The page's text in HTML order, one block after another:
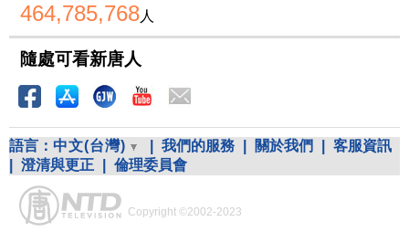
464,785,768人
隨處可看新唐人
語言： 中文(台灣) 我們的服務 關於我們
客服資訊
澄清與更正 倫理委員會
Copyright ©2002-2023